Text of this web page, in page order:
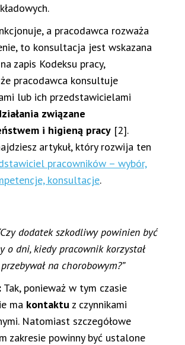
a pracodawca rozważa
to konsultacja jest wskazana
zapis Kodeksu pracy,
pracodawca konsultuje
lub ich przedstawicielami
związane
i higieną pracy [2].
artykuł, który rozwija ten
pracowników – wybór,
konsultacje.
dodatek szkodliwy powinien być
o dni, kiedy pracownik korzystał
na chorobowym?”
Tak, ponieważ w tym czasie
ma kontaktu z czynnikami
Natomiast szczegółowe
zakresie powinny być ustalone